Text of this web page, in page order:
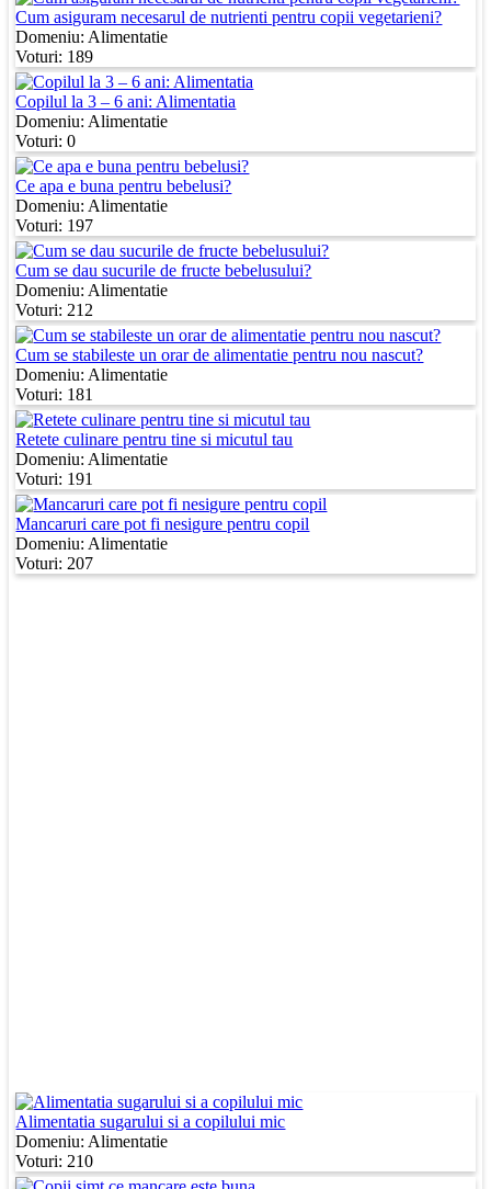
Cum asiguram necesarul de nutrienti pentru copii vegetarieni?
Domeniu: Alimentatie
Voturi: 189
Copilul la 3 – 6 ani: Alimentatia
Domeniu: Alimentatie
Voturi: 0
Ce apa e buna pentru bebelusi?
Domeniu: Alimentatie
Voturi: 197
Cum se dau sucurile de fructe bebelusului?
Domeniu: Alimentatie
Voturi: 212
Cum se stabileste un orar de alimentatie pentru nou nascut?
Domeniu: Alimentatie
Voturi: 181
Retete culinare pentru tine si micutul tau
Domeniu: Alimentatie
Voturi: 191
Mancaruri care pot fi nesigure pentru copil
Domeniu: Alimentatie
Voturi: 207
Alimentatia sugarului si a copilului mic
Domeniu: Alimentatie
Voturi: 210